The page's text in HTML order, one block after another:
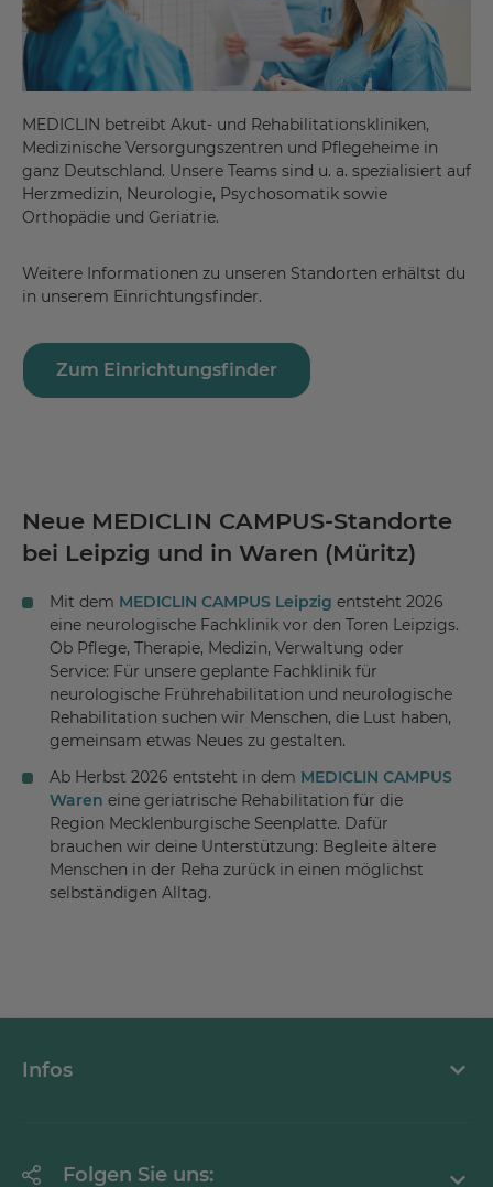
MEDICLIN betreibt Akut- und Rehabilitationskliniken,
Medizinische Versorgungszentren und Pflegeheime in
ganz Deutschland. Unsere Teams sind u. a. spezialisiert auf
Herzmedizin, Neurologie, Psychosomatik sowie
Orthopädie und Geriatrie.
Weitere Informationen zu unseren Standorten erhältst du
in unserem Einrichtungsfinder.
Zum Einrichtungsfinder
Neue MEDICLIN CAMPUS-Standorte
bei Leipzig und in Waren (Müritz)
Mit dem MEDICLIN CAMPUS Leipzig entsteht 2026
eine neurologische Fachklinik vor den Toren Leipzigs.
Ob Pflege, Therapie, Medizin, Verwaltung oder
Service: Für unsere geplante Fachklinik für
neurologische Frührehabilitation und neurologische
Rehabilitation suchen wir Menschen, die Lust haben,
gemeinsam etwas Neues zu gestalten.
Ab Herbst 2026 entsteht in dem MEDICLIN CAMPUS
Waren eine geriatrische Rehabilitation für die
Region Mecklenburgische Seenplatte. Dafür
brauchen wir deine Unterstützung: Begleite ältere
Menschen in der Reha zurück in einen möglichst
selbständigen Alltag.
Infos
Folgen Sie uns: